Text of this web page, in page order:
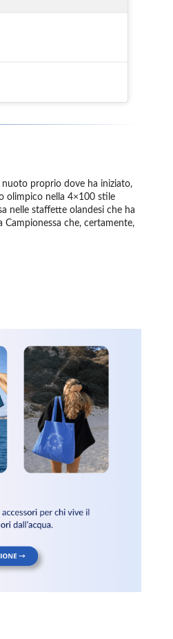
proprio dove ha iniziato,
olimpico nella 4×100 stile
nelle staffette olandesi che ha
Campionessa che, certamente,